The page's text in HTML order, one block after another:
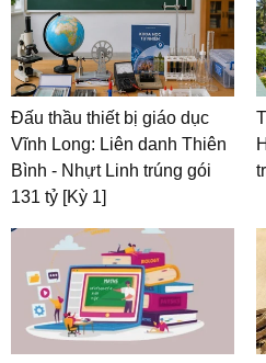
Đấu thầu thiết bị giáo dục
Vĩnh Long: Liên danh Thiên
Bình - Nhựt Linh trúng gói
131 tỷ [Kỳ 1]